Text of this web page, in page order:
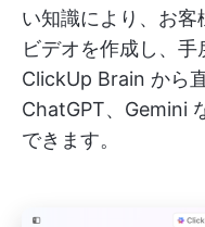
い知識により、お客
ビデオを作成し、手
ClickUp Brain から
ChatGPT、Gemini
できます。